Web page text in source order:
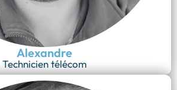
Alexandre
Technicien télécom